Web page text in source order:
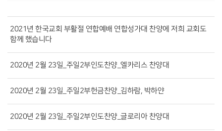
2021년 한국교회 부활절 연합예배 연합성가대 찬양에 저희 교회도
함께 했습니다
2020년 2월 23일_주일2부인도찬양_엘카리스 찬양대
2020년 2월 23일_주일2부헌금찬양_김하람, 박하얀
2020년 2월 23일_주일2부인도찬양_글로리아 찬양대